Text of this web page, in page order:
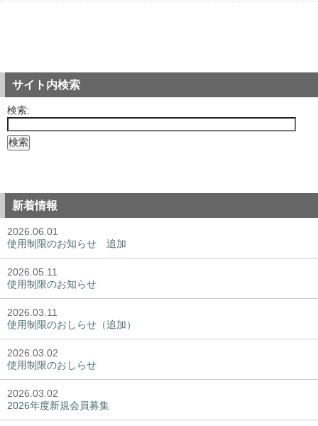
サイト内検索
検索:
新着情報
2026.06.01
使用制限のお知らせ 追加
2026.05.11
使用制限のお知らせ
2026.03.11
使用制限のおしらせ（追加）
2026.03.02
使用制限のおしらせ
2026.03.02
2026年度新規会員募集